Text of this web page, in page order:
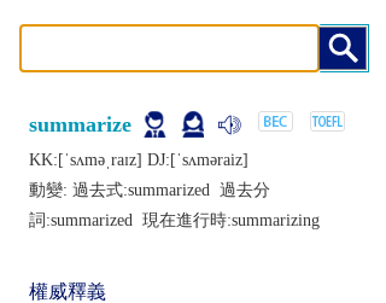
summarize
KK:[ˈsʌmǝˌraɪz] DJ:[ˈsʌmǝraiz]
動變: 過去式:summarized 過去分
詞:summarized 現在進行時:summarizing
權威釋義